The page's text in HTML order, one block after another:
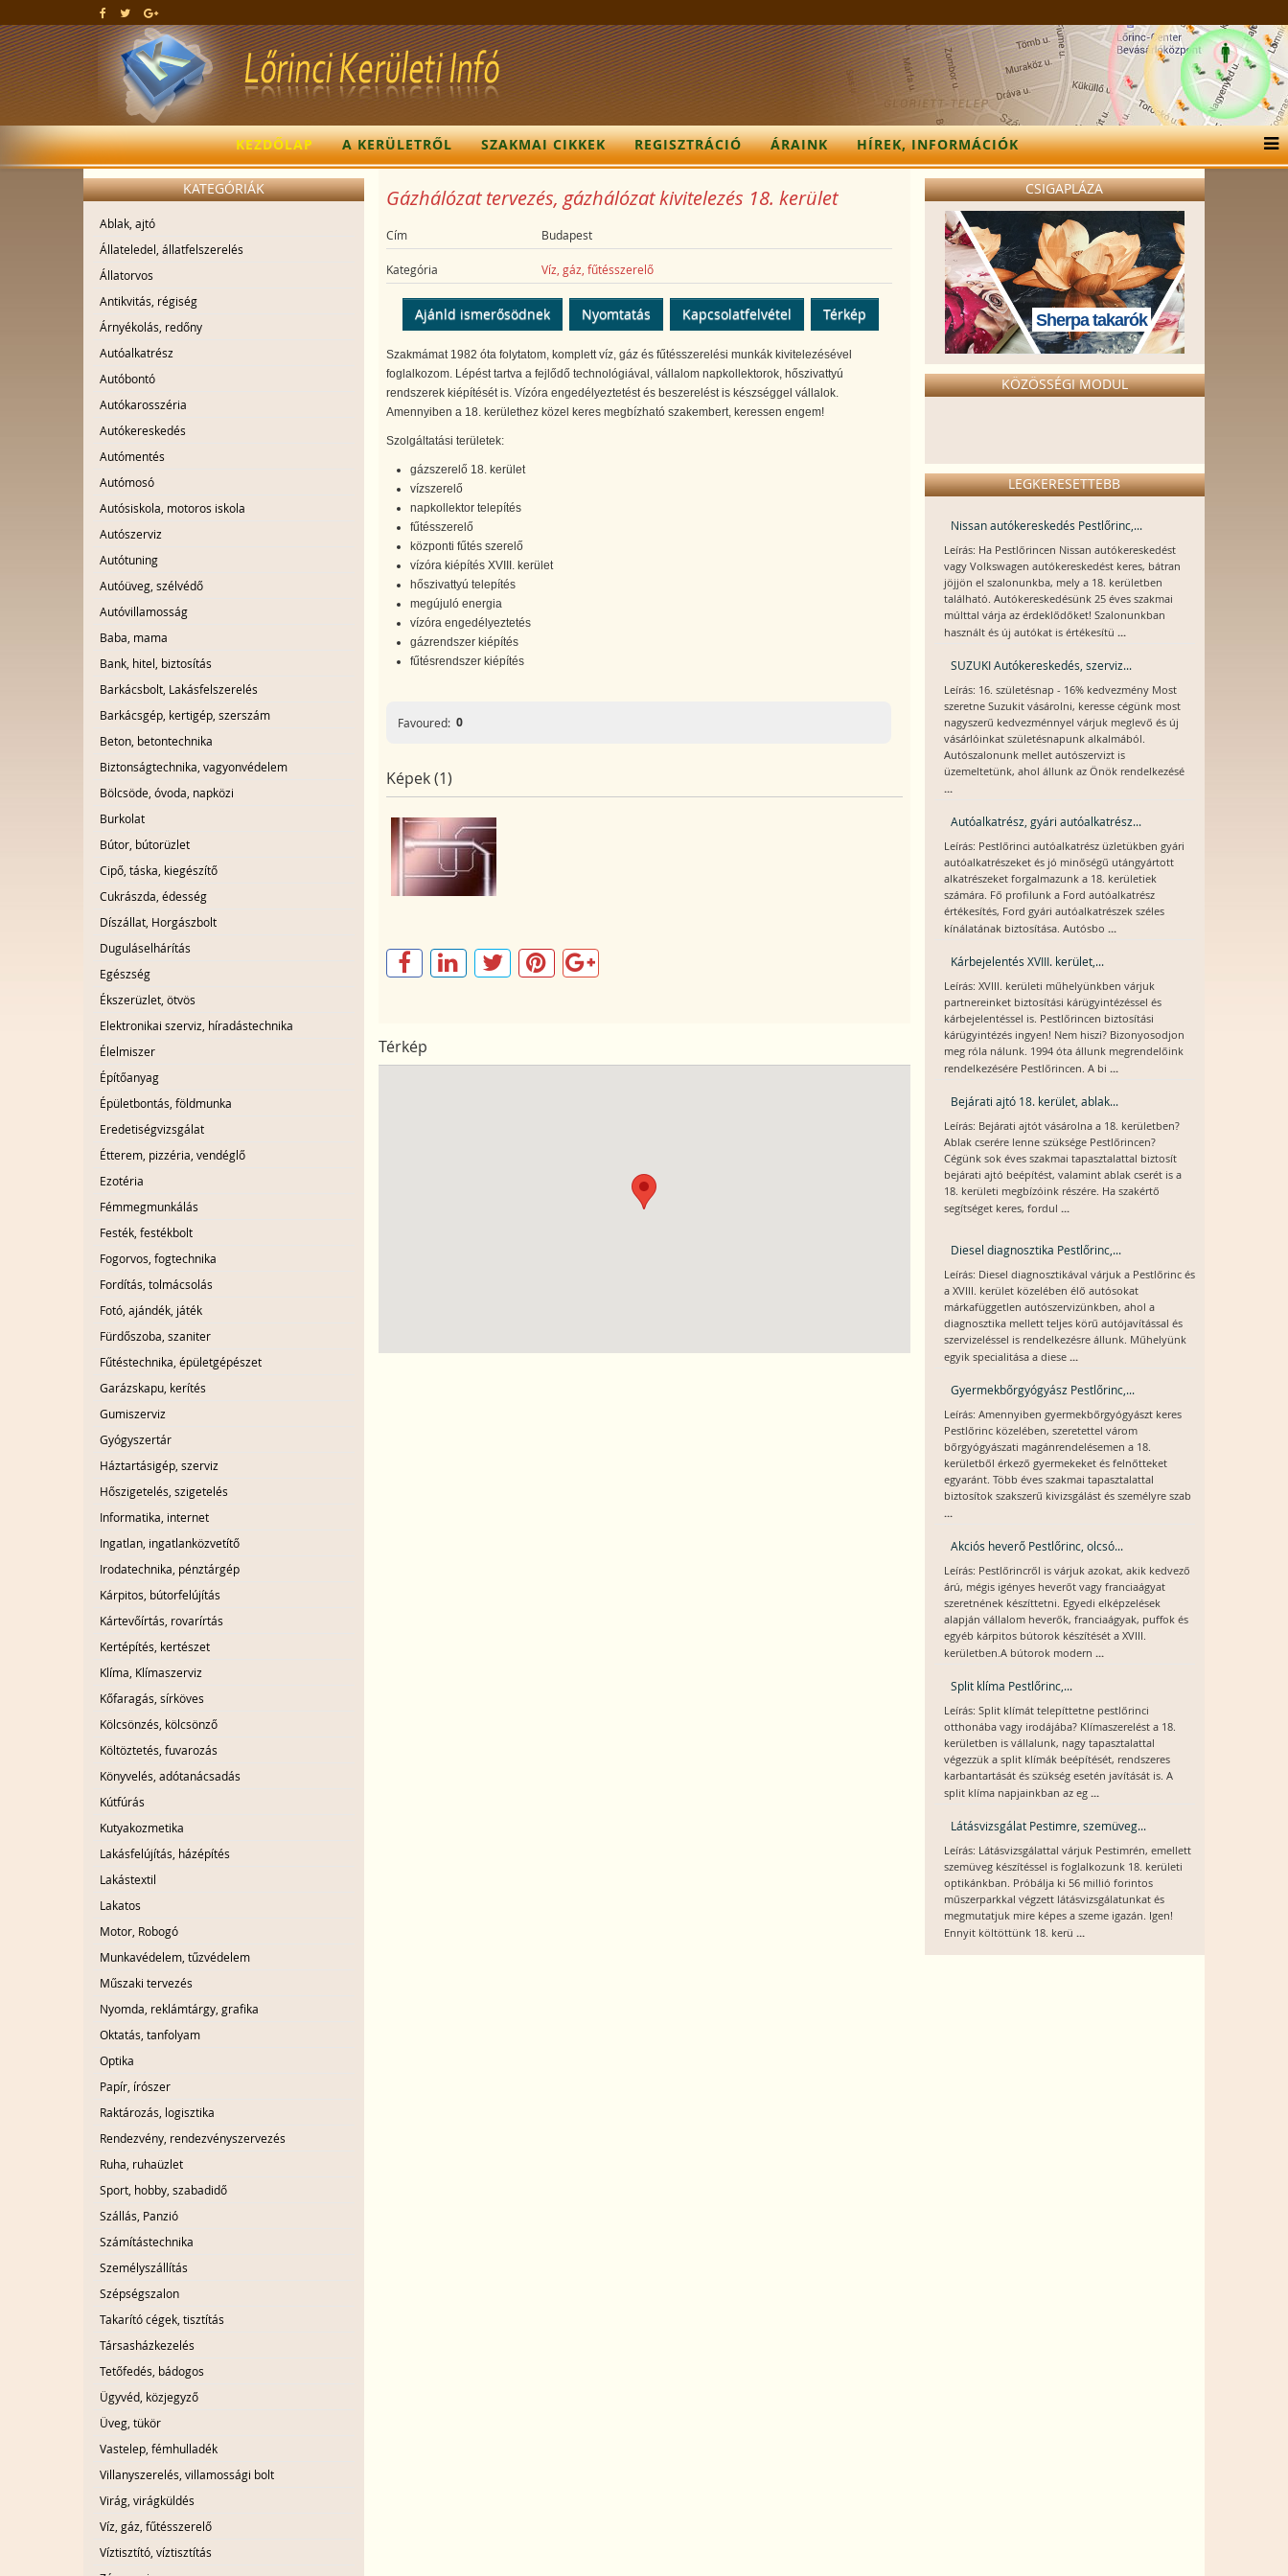
KEZDŐLAP A KERÜLETRŐL SZAKMAI CIKKEK REGISZTRÁCIÓ ÁRAINK HÍREK, INFORMÁCIÓK
KATEGÓRIÁK
Ablak, ajtó
Állateledel, állatfelszerelés
Állatorvos
Antikvitás, régiség
Árnyékolás, redőny
Autóalkatrész
Autóbontó
Autókarosszéria
Autókereskedés
Autómentés
Autómosó
Autósiskola, motoros iskola
Autószerviz
Autótuning
Autóüveg, szélvédő
Autóvillamosság
Baba, mama
Bank, hitel, biztosítás
Barkácsbolt, Lakásfelszerelés
Barkácsgép, kertigép, szerszám
Beton, betontechnika
Biztonságtechnika, vagyonvédelem
Bölcsöde, óvoda, napközi
Burkolat
Bútor, bútorüzlet
Cipő, táska, kiegészítő
Cukrászda, édesség
Díszállat, Horgászbolt
Duguláselhárítás
Egészség
Ékszerüzlet, ötvös
Elektronikai szerviz, híradástechnika
Élelmiszer
Építőanyag
Épületbontás, földmunka
Eredetiségvizsgálat
Étterem, pizzéria, vendéglő
Ezotéria
Fémmegmunkálás
Festék, festékbolt
Fogorvos, fogtechnika
Fordítás, tolmácsolás
Fotó, ajándék, játék
Fürdőszoba, szaniter
Fűtéstechnika, épületgépészet
Garázskapu, kerítés
Gumiszerviz
Gyógyszertár
Háztartásigép, szerviz
Hőszigetelés, szigetelés
Informatika, internet
Ingatlan, ingatlanközvetítő
Irodatechnika, pénztárgép
Kárpitos, bútorfelújítás
Kártevőírtás, rovarírtás
Kertépítés, kertészet
Klíma, Klímaszerviz
Kőfaragás, sírköves
Kölcsönzés, kölcsönző
Költöztetés, fuvarozás
Könyvelés, adótanácsadás
Kútfúrás
Kutyakozmetika
Lakásfelújítás, házépítés
Lakástextil
Lakatos
Motor, Robogó
Munkavédelem, tűzvédelem
Műszaki tervezés
Nyomda, reklámtárgy, grafika
Oktatás, tanfolyam
Optika
Papír, írószer
Raktározás, logisztika
Rendezvény, rendezvényszervezés
Ruha, ruhaüzlet
Sport, hobby, szabadidő
Szállás, Panzió
Számítástechnika
Személyszállítás
Szépségszalon
Takarító cégek, tisztítás
Társasházkezelés
Tetőfedés, bádogos
Ügyvéd, közjegyző
Üveg, tükör
Vastelep, fémhulladék
Villanyszerelés, villamossági bolt
Virág, virágküldés
Víz, gáz, fűtésszerelő
Víztisztító, víztisztítás
Gázhálózat tervezés, gázhálózat kivitelezés 18. kerület
Cím Budapest
Kategória Víz, gáz, fűtésszerelő
Ajánld ismerősödnek Nyomtatás Kapcsolatfelvétel Térkép
Szakmámat 1982 óta folytatom, komplett víz, gáz és fűtésszerelési munkák kivitelezésével
foglalkozom. Lépést tartva a fejlődő technológiával, vállalom napkollektorok, hőszivattyú
rendszerek kiépítését is. Vízóra engedélyeztetést és beszerelést is készséggel vállalok.
Amennyiben a 18. kerülethez közel keres megbízható szakembert, keressen engem!
Szolgáltatási területek:
gázszerelő 18. kerület
vízszerelő
napkollektor telepítés
fűtésszerelő
központi fűtés szerelő
vízóra kiépítés XVIII. kerület
hőszivattyú telepítés
megújuló energia
vízóra engedélyeztetés
gázrendszer kiépítés
fűtésrendszer kiépítés
Favoured: 0
Képek (1)
Térkép
CSIGAPLÁZA
Sherpa takarók
KÖZÖSSÉGI MODUL
LEGKERESETTEBB
Nissan autókereskedés Pestlőrinc,...
Leírás: Ha Pestlőrincen Nissan autókereskedést
vagy Volkswagen autókereskedést keres, bátran
jöjjön el szalonunkba, mely a 18. kerületben
található. Autókereskedésünk 25 éves szakmai
múlttal várja az érdeklődőket! Szalonunkban
használt és új autókat is értékesítü ...
SUZUKI Autókereskedés, szerviz...
Leírás: 16. születésnap - 16% kedvezmény Most
szeretne Suzukit vásárolni, keresse cégünk most
nagyszerű kedvezménnyel várjuk meglevő és új
vásárlóinkat születésnapunk alkalmából.
Autószalonunk mellet autószervizt is
üzemeltetünk, ahol állunk az Önök rendelkezésé
...
Autóalkatrész, gyári autóalkatrész...
Leírás: Pestlőrinci autóalkatrész üzletükben gyári
autóalkatrészeket és jó minőségű utángyártott
alkatrészeket forgalmazunk a 18. kerületiek
számára. Fő profilunk a Ford autóalkatrész
értékesítés, Ford gyári autóalkatrészek széles
kínálatának biztosítása. Autósbo ...
Kárbejelentés XVIII. kerület,...
Leírás: XVIII. kerületi műhelyünkben várjuk
partnereinket biztosítási kárügyintézéssel és
kárbejelentéssel is. Pestlőrincen biztosítási
kárügyintézés ingyen! Nem hiszi? Bizonyosodjon
meg róla nálunk. 1994 óta állunk megrendelőink
rendelkezésére Pestlőrincen. A bi ...
Bejárati ajtó 18. kerület, ablak...
Leírás: Bejárati ajtót vásárolna a 18. kerületben?
Ablak cserére lenne szüksége Pestlőrincen?
Cégünk sok éves szakmai tapasztalattal biztosít
bejárati ajtó beépítést, valamint ablak cserét is a
18. kerületi megbízóink részére. Ha szakértő
segítséget keres, fordul ...
Diesel diagnosztika Pestlőrinc,...
Leírás: Diesel diagnosztikával várjuk a Pestlőrinc és
a XVIII. kerület közelében élő autósokat
márkafüggetlen autószervizünkben, ahol a
diagnosztika mellett teljes körű autójavítással és
szervizeléssel is rendelkezésre állunk. Műhelyünk
egyik specialitása a diese ...
Gyermekbőrgyógyász Pestlőrinc,...
Leírás: Amennyiben gyermekbőrgyógyászt keres
Pestlőrinc közelében, szeretettel várom
bőrgyógyászati magánrendelésemen a 18.
kerületből érkező gyermekeket és felnőtteket
egyaránt. Több éves szakmai tapasztalattal
biztosítok szakszerű kivizsgálást és személyre szab
...
Akciós heverő Pestlőrinc, olcsó...
Leírás: Pestlőrincről is várjuk azokat, akik kedvező
árú, mégis igényes heverőt vagy franciaágyat
szeretnének készíttetni. Egyedi elképzelések
alapján vállalom heverők, franciaágyak, puffok és
egyéb kárpitos bútorok készítését a XVIII.
kerületben.A bútorok modern ...
Split klíma Pestlőrinc,...
Leírás: Split klímát telepíttetne pestlőrinci
otthonába vagy irodájába? Klímaszerelést a 18.
kerületben is vállalunk, nagy tapasztalattal
végezzük a split klímák beépítését, rendszeres
karbantartását és szükség esetén javítását is. A
split klíma napjainkban az eg ...
Látásvizsgálat Pestimre, szemüveg...
Leírás: Látásvizsgálattal várjuk Pestimrén, emellett
szemüveg készítéssel is foglalkozunk 18. kerületi
optikánkban. Próbálja ki 56 millió forintos
műszerparkkal végzett látásvizsgálatunkat és
megmutatjuk mire képes a szeme igazán. Igen!
Ennyit költöttünk 18. kerü ...